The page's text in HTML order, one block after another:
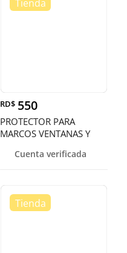
RD$ 550
PROTECTOR PARA
MARCOS VENTANAS Y
Cuenta verificada